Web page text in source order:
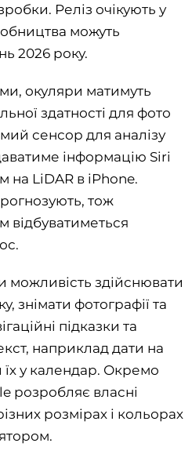
Реліз очікують у
можуть
2026 року.
окуляри матимуть
здатності для фото
сенсор для аналізу
інформацію Siri
на LiDAR в iPhone.
тож
відбуватиметься
можливість здійснювати
знімати фотографії та
підказки та
наприклад дати на
у календар. Окремо
розробляє власні
розмірах і кольорах